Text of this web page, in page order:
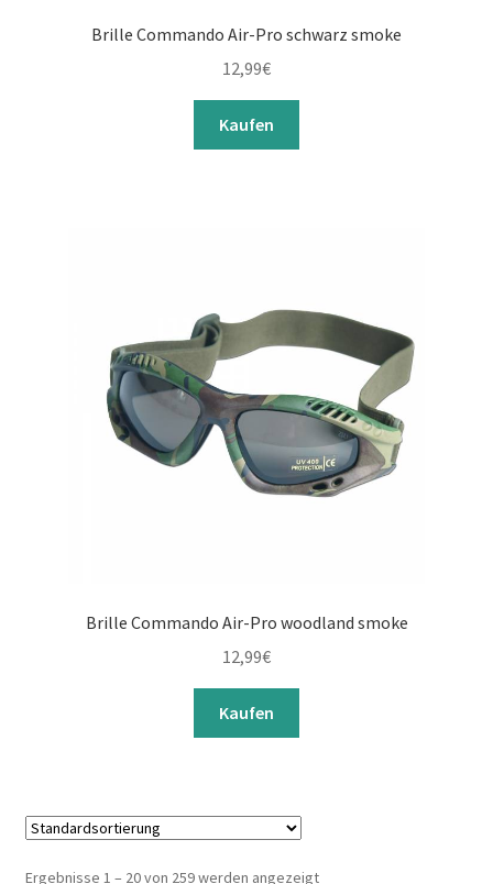
Brille Commando Air-Pro schwarz smoke
12,99€
Kaufen
Brille Commando Air-Pro woodland smoke
12,99€
Kaufen
Ergebnisse 1 – 20 von 259 werden angezeigt